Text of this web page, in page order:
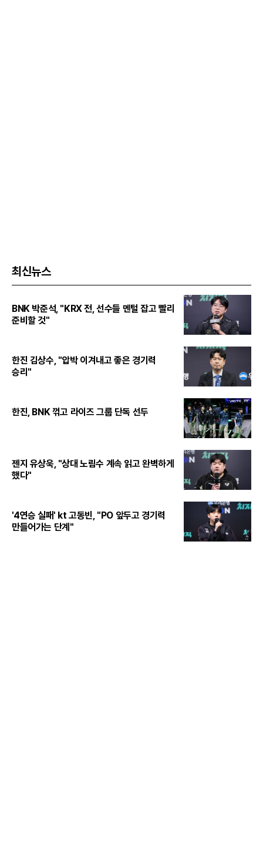
최신뉴스
BNK 박준석, "KRX 전, 선수들 멘털 잡고 빨리
준비할 것"
한진 김상수, "압박 이겨내고 좋은 경기력
승리"
한진, BNK 꺾고 라이즈 그룹 단독 선두
젠지 유상욱, "상대 노림수 계속 읽고 완벽하게
했다"
'4연승 실패' kt 고동빈, "PO 앞두고 경기력
만들어가는 단계"